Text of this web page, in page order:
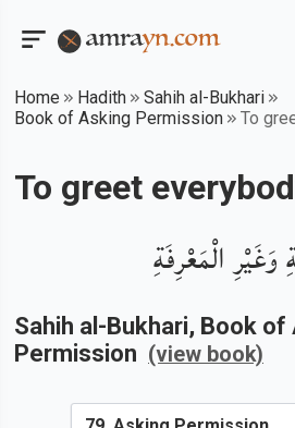
Home Hadith
Sahih al-Bukhari
Book of Asking Permission
To
To greet
وَغَيْرِ الْمَعْرِفَةِ
Sahih al-Bukhari, Book of
Permission (view book)